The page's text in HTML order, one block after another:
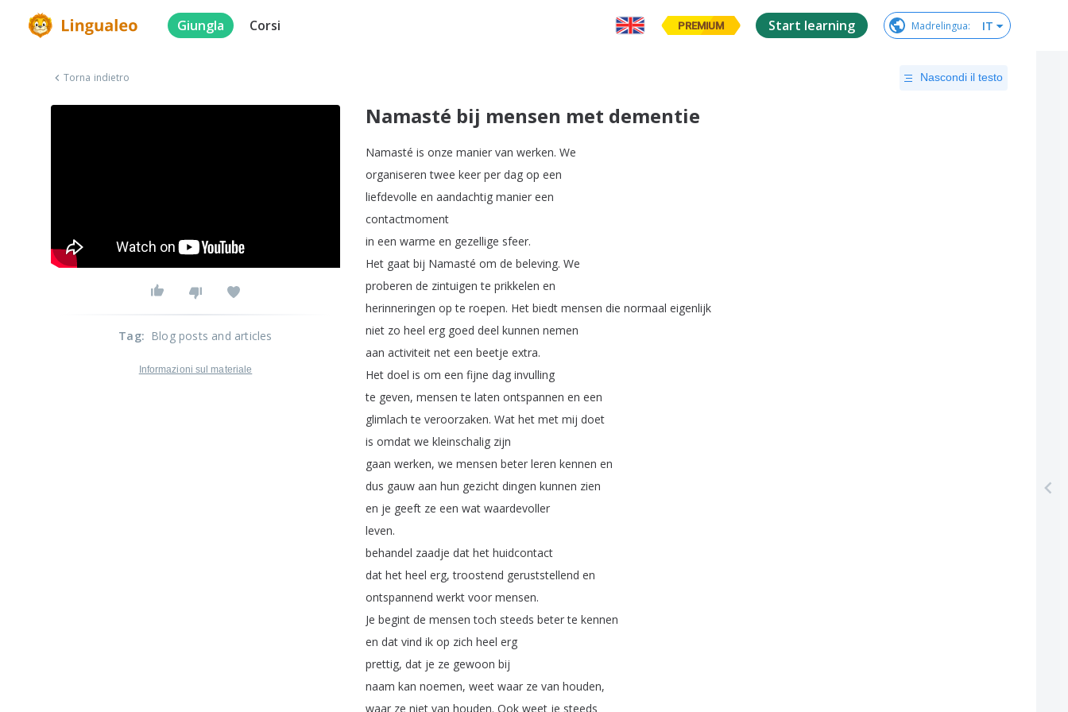
Giungla Corsi PREMIUM Start learning Madrelingua: IT
Torna indietro Nascondi il testo
Namasté bij mensen met dementie
Namasté is onze manier van werken. We
organiseren twee keer per dag op een
liefdevolle en aandachtig manier een
contactmoment
in een warme en gezellige sfeer.
Het gaat bij Namasté om de beleving. We
proberen de zintuigen te prikkelen en
herinneringen op te roepen. Het biedt mensen die normaal eigenlijk
niet zo heel erg goed deel kunnen nemen
aan activiteit net een beetje extra.
Het doel is om een fijne dag invulling
te geven, mensen te laten ontspannen en een
glimlach te veroorzaken. Wat het met mij doet
is omdat we kleinschalig zijn
gaan werken, we mensen beter leren kennen en
dus gauw aan hun gezicht dingen kunnen zien
en je geeft ze een wat waardevoller
leven.
behandel zaadje dat het huidcontact
dat het heel erg,troostend geruststellend en
ontspannend werkt voor mensen.
Je begint de mensen toch steeds beter te kennen
en dat vind ik op zich heel erg
prettig, dat je ze gewoon bij
naam kan noemen, weet waar ze van houden,
waar ze niet van houden. Ook weet je steeds
Tag: Blog posts and articles
Informazioni sul materiale